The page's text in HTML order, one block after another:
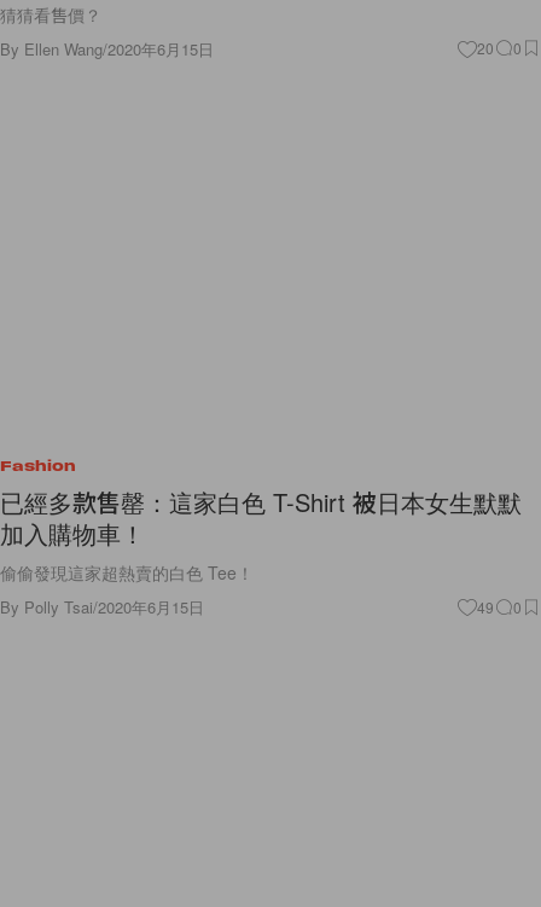
猜猜看售價？
By Ellen Wang/2020年6月15日 20 0
Fashion
已經多款售罄：這家白色 T-Shirt 被日本女生默默
加入購物車！
偷偷發現這家超熱賣的白色 Tee！
By Polly Tsai/2020年6月15日 49 0